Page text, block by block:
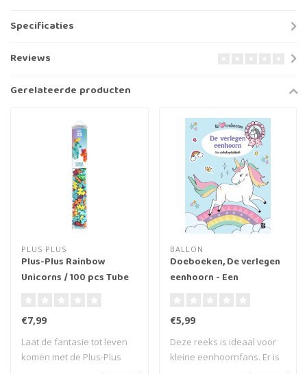
Specificaties
Reviews
Gerelateerde producten
PLUS PLUS
Plus-Plus Rainbow
Unicorns / 100 pcs Tube
€7,99
Laat de fantasie tot leven
komen met de Plus-Plus
BALLON
Doeboeken, De verlegen
eenhoorn - Een
€5,99
Deze reeks is ideaal voor
kleine eenhoornfans. Er is